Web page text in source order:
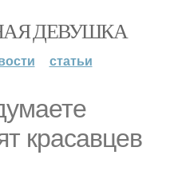
ДЕВУШКА
статьи
красавцев